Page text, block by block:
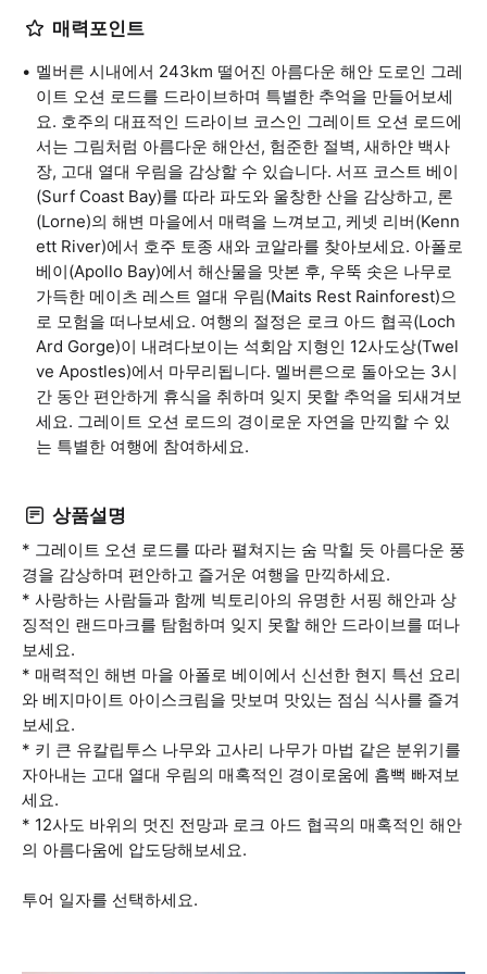
매력포인트
멜버른 시내에서 243km 떨어진 아름다운 해안 도로인 그레
이트 오션 로드를 드라이브하며 특별한 추억을 만들어보세
요. 호주의 대표적인 드라이브 코스인 그레이트 오션 로드에
서는 그림처럼 아름다운 해안선, 험준한 절벽, 새하얀 백사
장, 고대 열대 우림을 감상할 수 있습니다. 서프 코스트 베이
(Surf Coast Bay)를 따라 파도와 울창한 산을 감상하고, 론
(Lorne)의 해변 마을에서 매력을 느껴보고, 케넷 리버(Kenn
ett River)에서 호주 토종 새와 코알라를 찾아보세요. 아폴로
베이(Apollo Bay)에서 해산물을 맛본 후, 우뚝 솟은 나무로
가득한 메이츠 레스트 열대 우림(Maits Rest Rainforest)으
로 모험을 떠나보세요. 여행의 절정은 로크 아드 협곡(Loch
Ard Gorge)이 내려다보이는 석회암 지형인 12사도상(Twel
ve Apostles)에서 마무리됩니다. 멜버른으로 돌아오는 3시
간 동안 편안하게 휴식을 취하며 잊지 못할 추억을 되새겨보
세요. 그레이트 오션 로드의 경이로운 자연을 만끽할 수 있
는 특별한 여행에 참여하세요.
상품설명
* 그레이트 오션 로드를 따라 펼쳐지는 숨 막힐 듯 아름다운 풍
경을 감상하며 편안하고 즐거운 여행을 만끽하세요.
* 사랑하는 사람들과 함께 빅토리아의 유명한 서핑 해안과 상
징적인 랜드마크를 탐험하며 잊지 못할 해안 드라이브를 떠나
보세요.
* 매력적인 해변 마을 아폴로 베이에서 신선한 현지 특선 요리
와 베지마이트 아이스크림을 맛보며 맛있는 점심 식사를 즐겨
보세요.
* 키 큰 유칼립투스 나무와 고사리 나무가 마법 같은 분위기를
자아내는 고대 열대 우림의 매혹적인 경이로움에 흠뻑 빠져보
세요.
* 12사도 바위의 멋진 전망과 로크 아드 협곡의 매혹적인 해안
의 아름다움에 압도당해보세요.
투어 일자를 선택하세요.